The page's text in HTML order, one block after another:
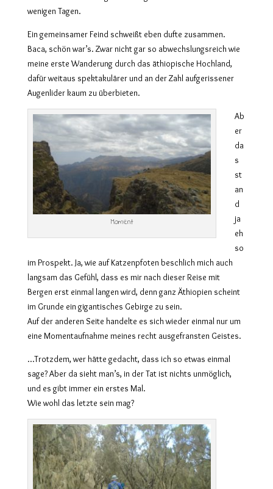
wenigen Tagen.
Ein gemeinsamer Feind schweißt eben dufte zusammen.
Baca, schön war’s. Zwar nicht gar so abwechslungsreich wie
meine erste Wanderung durch das äthiopische Hochland,
dafür weitaus spektakulärer und an der Zahl aufgerissener
Augenlider kaum zu überbieten.
Moment
Ab
er
da
s
st
an
d
ja
eh
so
im Prospekt. Ja, wie auf Katzenpfoten beschlich mich auch
langsam das Gefühl, dass es mir nach dieser Reise mit
Bergen erst einmal langen wird, denn ganz Äthiopien scheint
im Grunde ein gigantisches Gebirge zu sein.
Auf der anderen Seite handelte es sich wieder einmal nur um
eine Momentaufnahme meines recht ausgefransten Geistes.
…Trotzdem, wer hätte gedacht, dass ich so etwas einmal
sage? Aber da sieht man’s, in der Tat ist nichts unmöglich,
und es gibt immer ein erstes Mal.
Wie wohl das letzte sein mag?